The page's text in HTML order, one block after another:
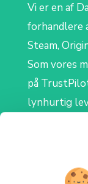
Vi er en af
forhandlere
Steam,
Som vores
på
lynhurtig
så du
Uplay-